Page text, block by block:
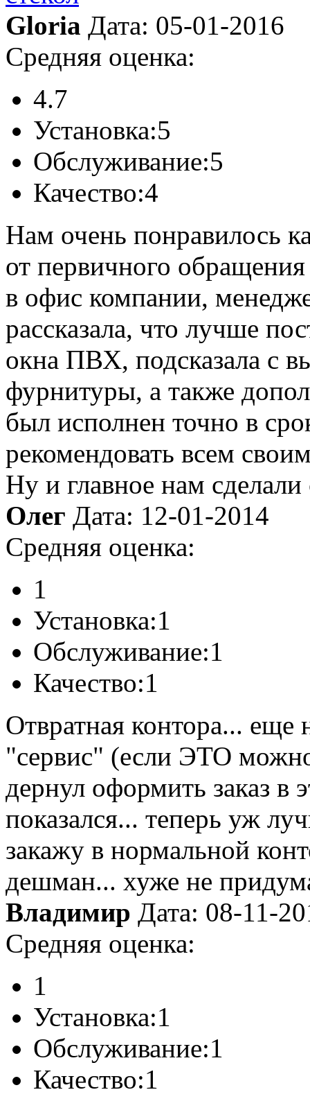
Gloria Дата: 05-01-2016
Средняя оценка:
4.7
Установка:5
Обслуживание:5
Качество:4
Нам очень понравилось
от первичного
в офис компании,
рассказала, что лучше
окна ПВХ, подсказала с
фурнитуры, а также
был исполнен точно в
рекомендовать всем
Ну и главное нам сделали
Олег Дата: 12-01-2014
Средняя оценка:
1
Установка:1
Обслуживание:1
Качество:1
Отвратная контора... еще
"сервис" (если ЭТО
дернул оформить заказ в
показался... теперь уж
закажу в нормальной
дешман... хуже не
Владимир Дата: 08-11-
Средняя оценка:
1
Установка:1
Обслуживание:1
Качество:1